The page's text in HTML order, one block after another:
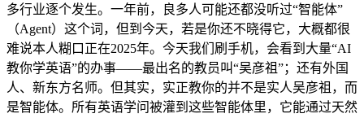
多行业逐个发生。一年前，良多人可能还都没听过“智能体”
（Agent）这个词，但到今天，若是你还不晓得它，大概都很
难说本人糊口正在2025年。今天我们刷手机，会看到大量“AI
教你学英语”的办事——最出名的教员叫“吴彦祖”；还有外国
人、新东方名师。但其实，实正教你的并不是实人吴彦祖，而
是智能体。所有英语学问被灌到这些智能体里，它能通过天然